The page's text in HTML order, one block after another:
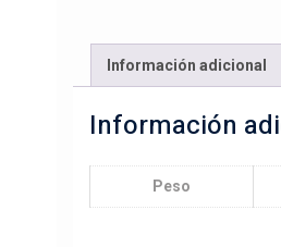
Información adicional
Información
Peso